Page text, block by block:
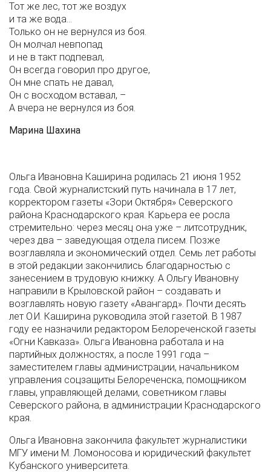
Тот же лес, тот же воздух
и та же вода…
Только он не вернулся из боя.
Он молчал невпопад
и не в такт подпевал,
Он всегда говорил про другое,
Он мне спать не давал,
Он с восходом вставал, –
А вчера не вернулся из боя.
Марина Шахина
Ольга Ивановна Каширина родилась 21 июня 1952
года. Свой журналистский путь начинала в 17 лет,
корректором газеты «Зори Октября» Северского
района Краснодарского края. Карьера ее росла
стремительно: через месяц она уже – литсотрудник,
через два – заведующая отдела писем. Позже
возглавляла и экономический отдел. Семь лет работы
в этой редакции закончились благодарностью с
занесением в трудовую книжку. А Ольгу Ивановну
направили в Крыловской район – создавать и
возглавлять новую газету «Авангард». Почти десять
лет О.И. Каширина руководила этой газетой. В 1987
году ее назначили редактором Белореченской газеты
«Огни Кавказа». Ольга Ивановна работала и на
партийных должностях, а после 1991 года –
заместителем главы администрации, начальником
управления соцзащиты Белореченска, помощником
главы, управляющей делами, советником главы
Северского района, в администрации Краснодарского
края.
Ольга Ивановна закончила факультет журналистики
МГУ имени М. Ломоносова и юридический факультет
Кубанского университета.